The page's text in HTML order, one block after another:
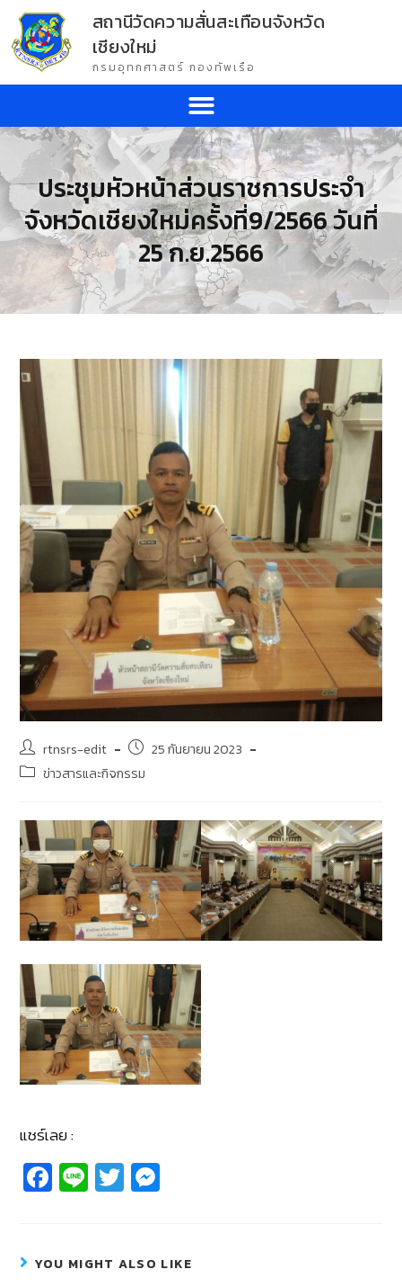
สถานีวัดความสั่นสะเทือนจังหวัด
เชียงใหม่
กรมอุทกศาสตร์ กองทัพเรือ
ประชุมหัวหน้าส่วนราชการประจำ
จังหวัดเชียงใหม่ครั้งที่9/2566 วันที่
25 ก.ย.2566
rtnsrs-edit
25 กันยายน 2023
ข่าวสารและกิจกรรม
แชร์เลย :
Fa
c
b
Li
n
T
wi
er e
YOU MIGHT ALSO LIKE